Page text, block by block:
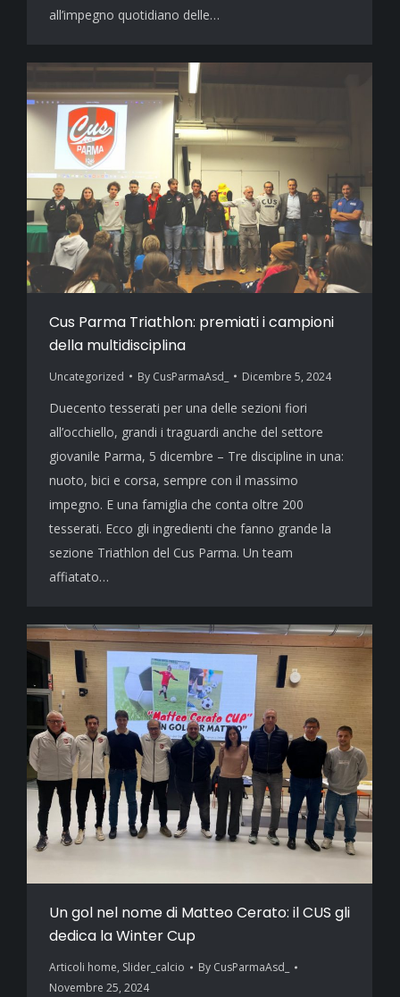
all’impegno quotidiano delle…
Cus Parma Triathlon: premiati i campioni
della multidisciplina
Uncategorized By CusParmaAsd_ Dicembre 5, 2024
Duecento tesserati per una delle sezioni fiori
all’occhiello, grandi i traguardi anche del settore
giovanile Parma, 5 dicembre – Tre discipline in una:
nuoto, bici e corsa, sempre con il massimo
impegno. E una famiglia che conta oltre 200
tesserati. Ecco gli ingredienti che fanno grande la
sezione Triathlon del Cus Parma. Un team
affiatato…
Un gol nel nome di Matteo Cerato: il CUS gli
dedica la Winter Cup
Articoli home, Slider_calcio By CusParmaAsd_
Novembre 25, 2024